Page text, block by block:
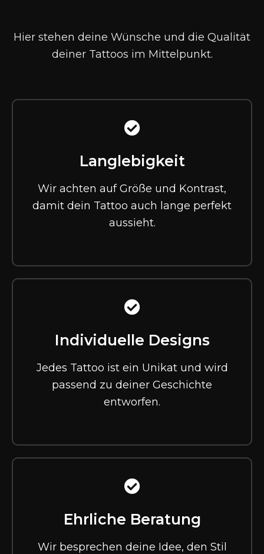
Hier stehen deine Wünsche und die Qualität
deiner Tattoos im Mittelpunkt.
Langlebigkeit
Wir achten auf Größe und Kontrast,
damit dein Tattoo auch lange perfekt
aussieht.
Individuelle Designs
Jedes Tattoo ist ein Unikat und wird
passend zu deiner Geschichte
entworfen.
Ehrliche Beratung
Wir besprechen deine Idee, den Stil